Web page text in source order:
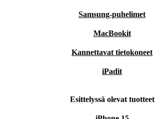
Samsung-puhelimet
MacBookit
Kannettavat tietokoneet
iPadit
Esittelyssä olevat tuotteet